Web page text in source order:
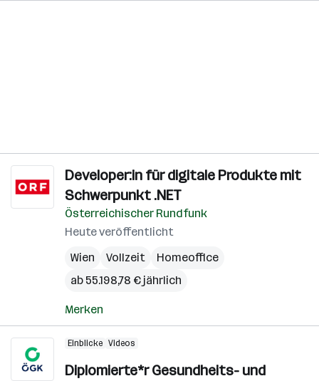
Developer:in für digitale Produkte mit
Schwerpunkt .NET
Österreichischer Rundfunk
Heute veröffentlicht
Wien
Vollzeit
Homeoffice
ab 55.198,78 € jährlich
Merken
Einblicke Videos
Diplomierte*r Gesundheits- und